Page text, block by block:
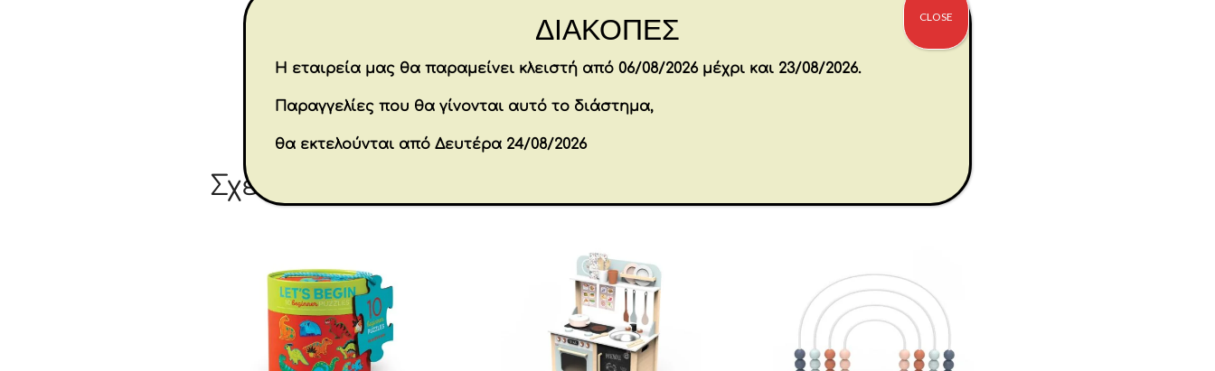
ποσότητα
Brands PETIT JOUR PARIS
Εταιρία
Σχετικά προϊόντα
ΔΙΑΚΟΠΕΣ
Η εταιρεία μας θα παραμείνει κλειστή από 06/08/2026 μέχρι και 23/08/2026.
Παραγγελίες που θα γίνονται αυτό το διάστημα,
θα εκτελούνται από Δευτέρα 24/08/2026
CLOSE